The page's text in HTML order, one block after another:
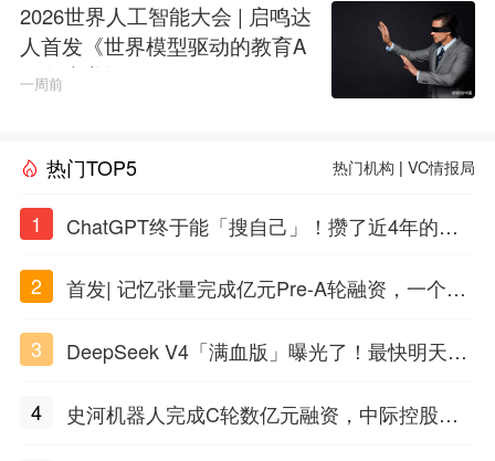
2026世界人工智能大会 | 启鸣达
人首发《世界模型驱动的教育A
GI白皮书》
一周前
热门TOP5 热门机构 |VC情报局
1
ChatGPT终于能「搜自己」！攒了近4年的对
2
首发| 记忆张量完成亿元Pre-A轮融资，一个上
3
DeepSeek V4「满血版」曝光了！最快明天发
4
史河机器人完成C轮数亿元融资，中际控股领